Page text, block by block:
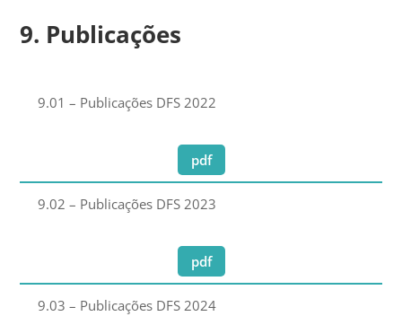
9. Publicações
9.01 – Publicações DFS 2022
pdf
9.02 – Publicações DFS 2023
pdf
9.03 – Publicações DFS 2024